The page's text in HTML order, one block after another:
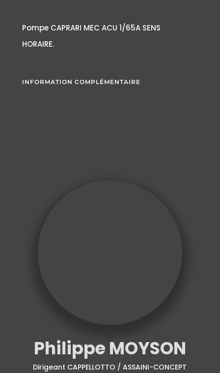
Pompe CAPRARI MEC ACU 1/65A SENS
HORAIRE.
INFORMATION COMPLÉMENTAIRE
Philippe MOYSON
Dirigeant CAPPELLOTTO / ASSAINI-CONCEPT